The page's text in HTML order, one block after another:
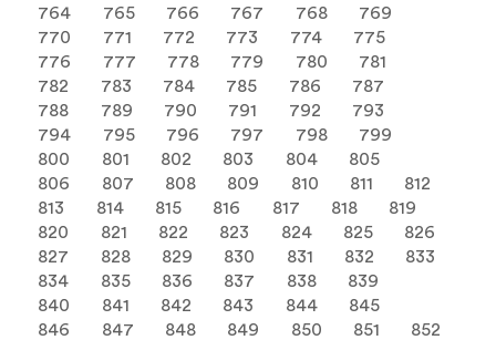
764
765 766 767 768
769
770
771 772 773 774
775
776
777 778 779 780
781
782
783 784 785 786
787
788
789 790 791 792
793
794
795 796 797 798
799
800
801 802 803 804
805
806
807 808 809 810 811
812
813
814 815 816 817 818
819
820
821 822 823 824 825
826
827
828 829 830 831 832
833
834
835 836 837 838
839
840
841 842 843 844
845
846
847 848 849 850 851
852